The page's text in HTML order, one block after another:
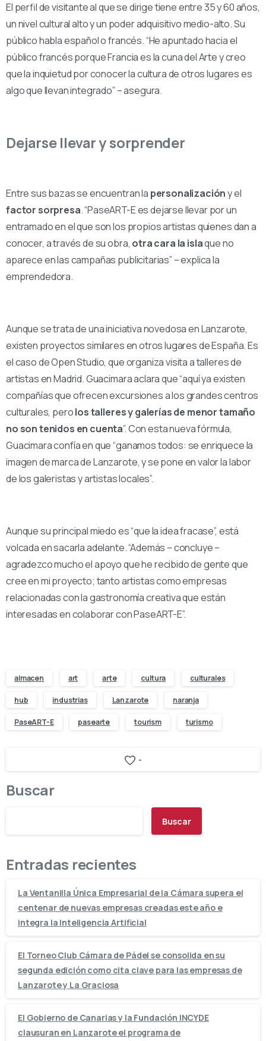
El perfil de visitante al que se dirige tiene entre 35 y 60 años,
un nivel cultural alto y un poder adquisitivo medio-alto. Su
público habla español o francés. “He apuntado hacia el
público francés porque Francia es la cuna del Arte y creo
que la inquietud por conocer la cultura de otros lugares es
algo que llevan integrado” – asegura.
Dejarse llevar y sorprender
Entre sus bazas se encuentran la personalizacióny el
factor sorpresa. “PaseART-E es dejarse llevar por un
entramado en el que son los propios artistas quienes dan a
conocer, a través de su obra, otra cara la islaque no
aparece en las campañas publicitarias” – explica la
emprendedora.
Aunque se trata de una iniciativa novedosa en Lanzarote,
existen proyectos similares en otros lugares de España. Es
el caso de Open Studio, que organiza visita a talleres de
artistas en Madrid. Guacimara aclara que “aquí ya existen
compañías que ofrecen excursiones a los grandes centros
culturales, perolos talleres y galerías de menor tamaño
no son tenidos en cuenta”. Con esta nueva fórmula,
Guacimara confía en que “ganamos todos: se enriquece la
imagen de marca de Lanzarote, y se pone en valor la labor
de los galeristas y artistas locales”.
Aunque su principal miedo es “que la idea fracase”, está
volcada en sacarla adelante. “Además – concluye –
agradezco mucho el apoyo que he recibido de gente que
cree en mi proyecto; tanto artistas como empresas
relacionadas con la gastronomía creativa que están
interesadas en colaborar con PaseART-E”.
almacen art arte cultura culturales
hub industrias Lanzarote naranja
PaseART-E pasearte tourism turismo
-
Buscar
Buscar
Entradas recientes
La Ventanilla Única Empresarial de la Cámara supera el
centenar de nuevas empresas creadas este año e
integra la Inteligencia Artificial
El Torneo Club Cámara de Pádel se consolida en su
segunda edición como cita clave para las empresas de
Lanzarote y La Graciosa
El Gobierno de Canarias y la Fundación INCYDE
clausuran en Lanzarote el programa de